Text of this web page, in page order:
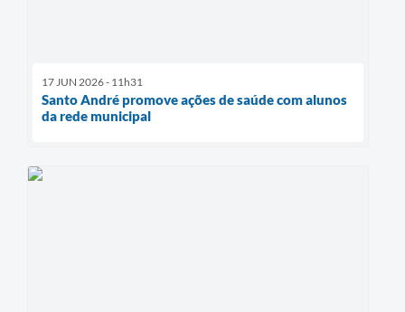
17 JUN 2026 - 11h31
Santo André promove ações de saúde com alunos
da rede municipal